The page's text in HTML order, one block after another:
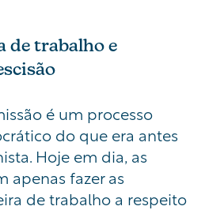
de trabalho e
é um processo
do que era antes
Hoje em dia, as
apenas fazer as
de trabalho a respeito